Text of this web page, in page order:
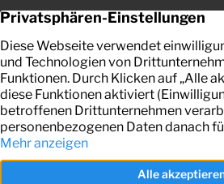
E-Mail senden
Ihr zuverlässiger Partner in Bremen
bebauten und unbebauten